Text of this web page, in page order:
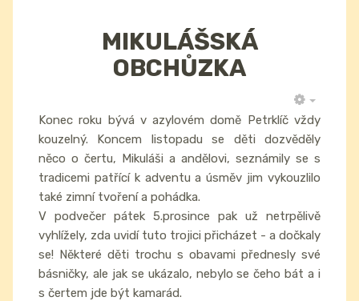
MIKULÁŠSKÁ
OBCHŮZKA
Konec roku bývá v azylovém domě Petrklíč vždy
kouzelný. Koncem listopadu se děti dozvěděly
něco o čertu, Mikuláši a andělovi, seznámily se s
tradicemi patřící k adventu a úsměv jim vykouzlilo
také zimní tvoření a pohádka.
V podvečer pátek 5.prosince pak už netrpělivě
vyhlížely, zda uvidí tuto trojici přicházet - a dočkaly
se! Některé děti trochu s obavami přednesly své
básničky, ale jak se ukázalo, nebylo se čeho bát a i
s čertem jde být kamarád.